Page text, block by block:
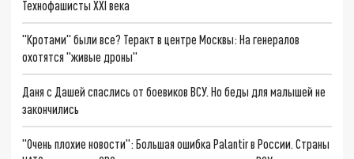
Технофашисты XXI века
"Кротами" были все? Теракт в центре Москвы: На генералов
охотятся "живые дроны"
Даня с Дашей спаслись от боевиков ВСУ. Но беды для малышей не
закончились
"Очень плохие новости": Большая ошибка Palantir в России. Страны